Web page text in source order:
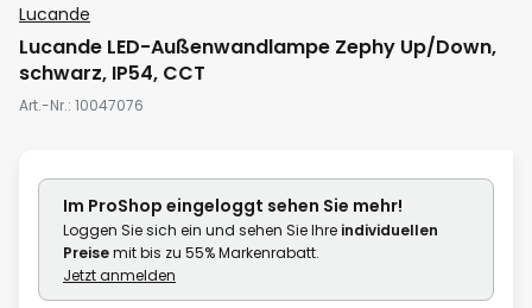
Anfang
der
springen
Lucande
Lucande LED-Außenwandlampe Zephy Up/Down,
schwarz, IP54, CCT
Art.-Nr. 10047076
Im ProShop eingeloggt sehen Sie mehr!
Loggen Sie sich ein und sehen Sie Ihre individuellen
Preisemit bis zu 55% Markenrabatt.
Jetzt anmelden